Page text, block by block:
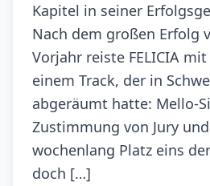
Kapitel in seiner
Nach dem großen Erfolg
Vorjahr reiste FELICIA mit
einem Track, der in
abgeräumt hatte: Mello-
Zustimmung von Jury
wochenlang Platz eins
doch […]